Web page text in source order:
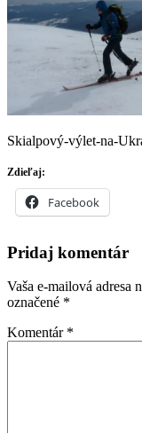
Skialpový-výlet-na-
Zdieľaj:
Facebook
Pridaj komentár
Vaša e-mailová adresa
označené *
Komentár *